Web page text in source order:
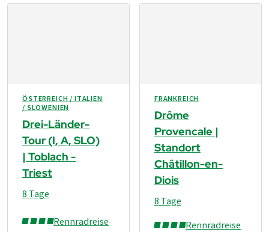
ÖSTERREICH / ITALIEN
/ SLOWENIEN
Drei-Länder-
Tour (I, A, SLO)
| Toblach -
Triest
Rennradreise
8 Tage
FRANKREICH
Drôme
Provencale |
Standort
Châtillon-en-
Diois
Rennradreise
8 Tage